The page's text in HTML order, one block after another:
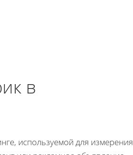
в
используемой для измерения